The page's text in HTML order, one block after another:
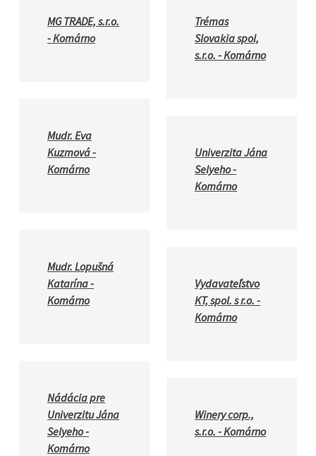
MG TRADE, s.r.o.
- Komárno
Mudr. Eva
Kuzmová -
Komárno
Mudr. Lopušná
Katarína -
Komárno
Nádácia pre
Univerzitu Jána
Selyeho -
Komárno
Trémas
Slovakia spol,
s.r.o. - Komárno
Univerzita Jána
Selyeho -
Komárno
Vydavateľstvo
KT, spol. s r.o. -
Komárno
Winery corp.,
s.r.o. - Komárno